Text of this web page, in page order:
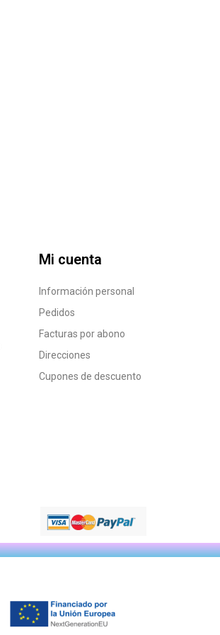
Mi cuenta
Información personal
Pedidos
Facturas por abono
Direcciones
Cupones de descuento